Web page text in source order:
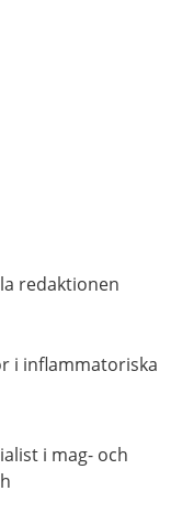
redaktionen
i inflammatoriska
i mag- och